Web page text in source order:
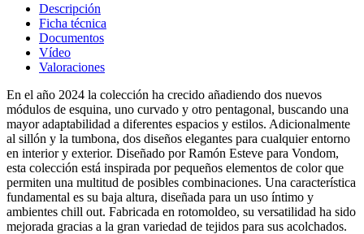
Descripción
Ficha técnica
Documentos
Vídeo
Valoraciones
En el año 2024 la colección ha crecido añadiendo dos nuevos
módulos de esquina, uno curvado y otro pentagonal, buscando una
mayor adaptabilidad a diferentes espacios y estilos. Adicionalmente
al sillón y la tumbona, dos diseños elegantes para cualquier entorno
en interior y exterior. Diseñado por Ramón Esteve para Vondom,
esta colección está inspirada por pequeños elementos de color que
permiten una multitud de posibles combinaciones. Una característica
fundamental es su baja altura, diseñada para un uso íntimo y
ambientes chill out. Fabricada en rotomoldeo, su versatilidad ha sido
mejorada gracias a la gran variedad de tejidos para sus acolchados.